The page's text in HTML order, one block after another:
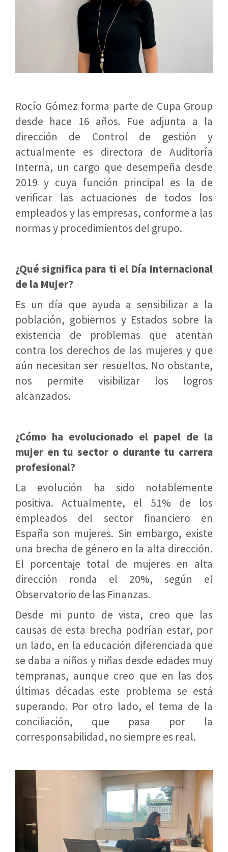
Rocío Gómez forma parte de Cupa Group
desde hace 16 años. Fue adjunta a la
dirección de Control de gestión y
actualmente es directora de Auditoría
Interna, un cargo que desempeña desde
2019 y cuya función principal es la de
verificar las actuaciones de todos los
empleados y las empresas, conforme a las
normas y procedimientos del grupo.
¿Qué significa para ti el Día Internacional
de la Mujer?
Es un día que ayuda a sensibilizar a la
población, gobiernos y Estados sobre la
existencia de problemas que atentan
contra los derechos de las mujeres y que
aún necesitan ser resueltos. No obstante,
nos permite visibilizar los logros
alcanzados.
¿Cómo ha evolucionado el papel de la
mujer en tu sector o durante tu carrera
profesional?
La evolución ha sido notablemente
positiva. Actualmente, el 51% de los
empleados del sector financiero en
España son mujeres. Sin embargo, existe
una brecha de género en la alta dirección.
El porcentaje total de mujeres en alta
dirección ronda el 20%, según el
Observatorio de las Finanzas.
Desde mi punto de vista, creo que las
causas de esta brecha podrían estar, por
un lado, en la educación diferenciada que
se daba a niños y niñas desde edades muy
tempranas, aunque creo que en las dos
últimas décadas este problema se está
superando. Por otro lado, el tema de la
conciliación, que pasa por la
corresponsabilidad, no siempre es real.